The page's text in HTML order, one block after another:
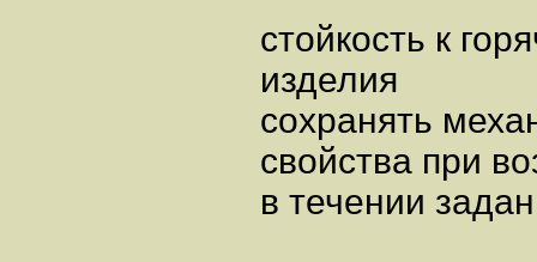
стойкость к
изделия
сохранять
свойства при
в течении